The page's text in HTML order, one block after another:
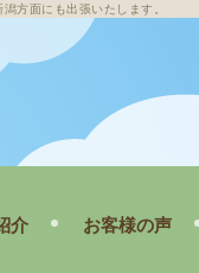
方面にも出張いたします。
介 お客様の声